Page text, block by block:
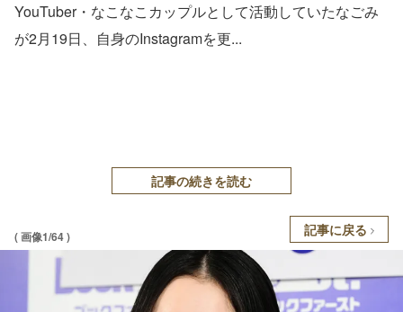
YouTuber・なこなこカップルとして活動していたなごみ
が2月19日、自身のInstagramを更...
記事の続きを読む
( 画像1/64 ) 記事に戻る